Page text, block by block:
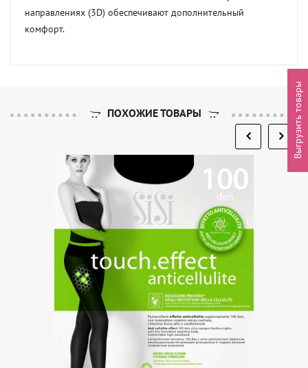
направлениях (3D) обеспечивают дополнительный
комфорт.
ПОХОЖИЕ ТОВАРЫ Выгрузить товары